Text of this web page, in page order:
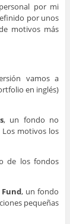
por mi
por unos
motivos más
vamos a
en inglés)
, un fondo no
motivos los
de los fondos
Fund, un fondo
pequeñas